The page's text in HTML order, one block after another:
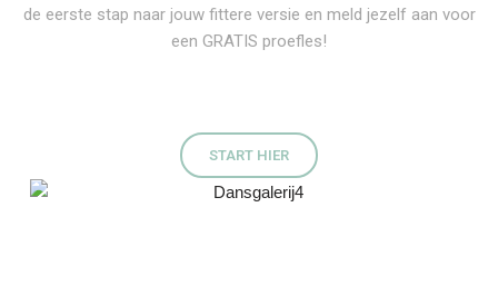
de eerste stap naar jouw fittere versie en meld jezelf aan voor
een GRATIS proefles!
START HIER